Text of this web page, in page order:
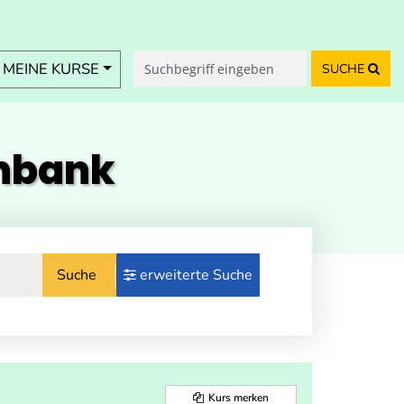
KURSE SUCHE
Suche erweiterte Suche
Kurs merken